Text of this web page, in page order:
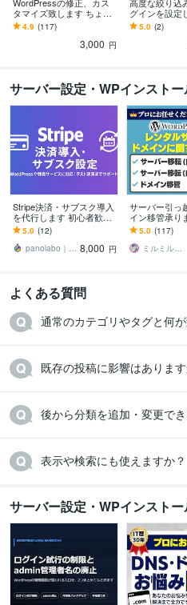
タマイズ致します ちょっ
とした修正から不具合対
応までお任せください
4.9 (117)
3,000 円
グインを設定
ter Search Pro
で導入
5.0 (2)
サーバー設定・WPインスト
Stripe決済・サブスク導入
を代行します 初心者歓迎
｜評価5.0の丁寧な決済導
入
5.0 (12)
panolabo｜AI×Web×アプリ 8,000 円
サーバー引っ
イン移管承り
移管300ドメ
価5.0のプロが
5.0 (117)
ミルミル（IT歴30年）
よくある質問
通常のカテゴリやタグと何
既存の投稿に影響はありま
後から分類を追加・変更で
表示や検索にも使えますか？
サーバー設定・WPインスト